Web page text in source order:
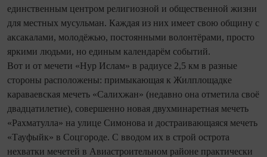
единственным центром религиозной и общественной жизни
для местных мусульман. Каждая из них имеет свою общину с
аксакалами, молодёжью, постоянными волонтёрами, просто
яркими людьми, но единым календарём событий.
Вот и от мечети «Нур Ислам» в радиусе 2,5 км в разные
стороны расположены: примыкающая к Жилплощадке
караваевская мечеть «Салихжан» (недавно она отметила своё
двадцатилетие), совершенно новая двухминаретная мечеть
«Рахматулла» на улице Симонова и достраивающаяся мечеть
«Тауфыйк» в Соцгороде. С вводом их в строй острота
нехватки мечетей в Авиастроительном районе практически